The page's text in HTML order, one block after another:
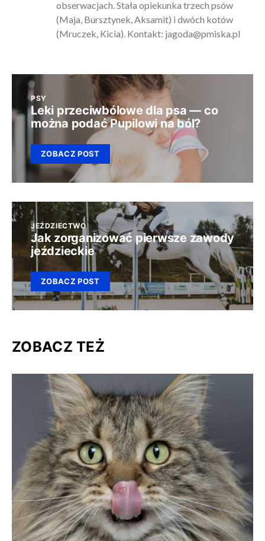
obserwacjach. Stała opiekunka trzech psów
(Maja, Bursztynek, Aksamit) i dwóch kotów
(Mruczek, Kicia). Kontakt: jagoda@pmiska.pl
PSY
Leki przeciwbólowe dla psa — co
można podać Pupilowi na ból?
ZOBACZ POST
JEŹDZIECTWO
Jak zorganizować pierwsze zawody
jeździeckie
ZOBACZ POST
ZOBACZ TEŻ